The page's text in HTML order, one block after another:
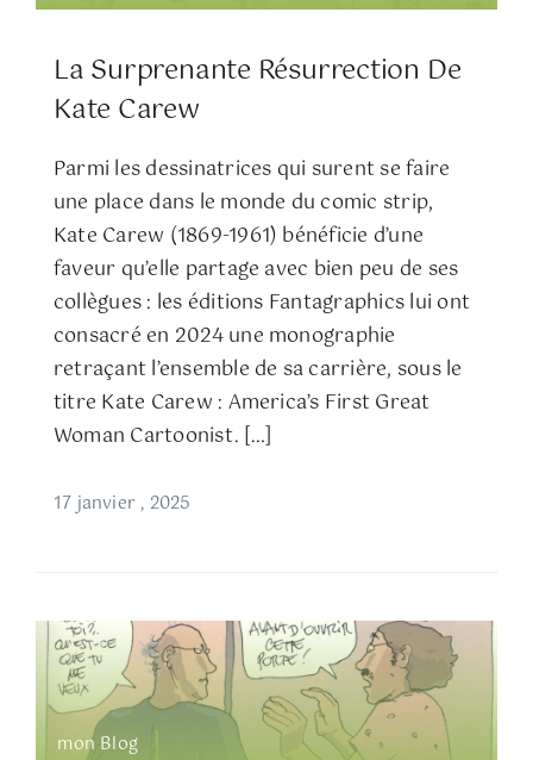
La Surprenante Résurrection De
Kate Carew
Parmi les dessinatrices qui surent se faire
une place dans le monde du comic strip,
Kate Carew (1869-1961) bénéficie d’une
faveur qu’elle partage avec bien peu de ses
collègues : les éditions Fantagraphics lui ont
consacré en 2024 une monographie
retraçant l’ensemble de sa carrière, sous le
titre Kate Carew : America’s First Great
Woman Cartoonist. […]
17 janvier , 2025
mon Blog